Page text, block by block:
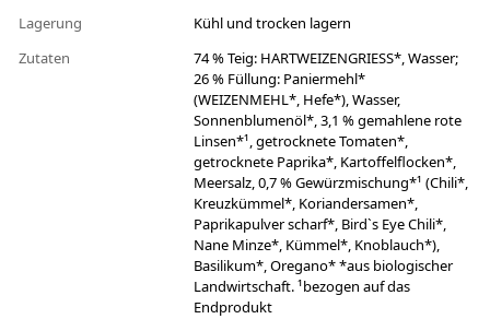
Lagerung
Kühl und trocken lagern
Zutaten
74 % Teig: HARTWEIZENGRIESS*, Wasser;
26 % Füllung: Paniermehl*
(WEIZENMEHL*, Hefe*), Wasser,
Sonnenblumenöl*, 3,1 % gemahlene rote
Linsen*¹, getrocknete Tomaten*,
getrocknete Paprika*, Kartoffelflocken*,
Meersalz, 0,7 % Gewürzmischung*¹ (Chili*,
Kreuzkümmel*, Koriandersamen*,
Paprikapulver scharf*, Bird`s Eye Chili*,
Nane Minze*, Kümmel*, Knoblauch*),
Basilikum*, Oregano* *aus biologischer
Landwirtschaft. ¹bezogen auf das
Endprodukt